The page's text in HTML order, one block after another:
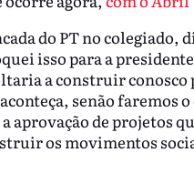
do PT no colegiado,
isso para a
a construir
senão faremos
aprovação de projetos
os movimentos